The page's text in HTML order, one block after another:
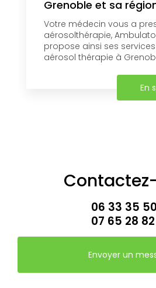
Grenoble et sa
Votre médecin vous a
aérosolthérapie,
propose ainsi ses
aérosol thérapie à
En
06 33 35
07 65 28
Envoyer un